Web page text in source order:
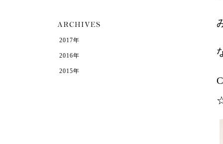
2017年
2016年
2015年